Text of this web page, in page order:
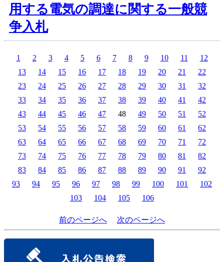
用する電気の調達に関する一般競
争入札
1 2 3 4 5 6 7 8 9 10 11
12
13
14 15 16 17 18 19 20 21
22
23
24 25 26 27 28 29 30 31
32
33
34 35 36 37 38 39 40 41
42
43
44 45 46 47 48 49 50 51
52
53
54 55 56 57 58 59 60 61
62
63
64 65 66 67 68 69 70 71
72
73
74 75 76 77 78 79 80 81
82
83
84 85 86 87 88 89 90 91
92
93
94 95 96 97 98 99 100 101
102
103
104 105 106
前のページへ 次のページへ